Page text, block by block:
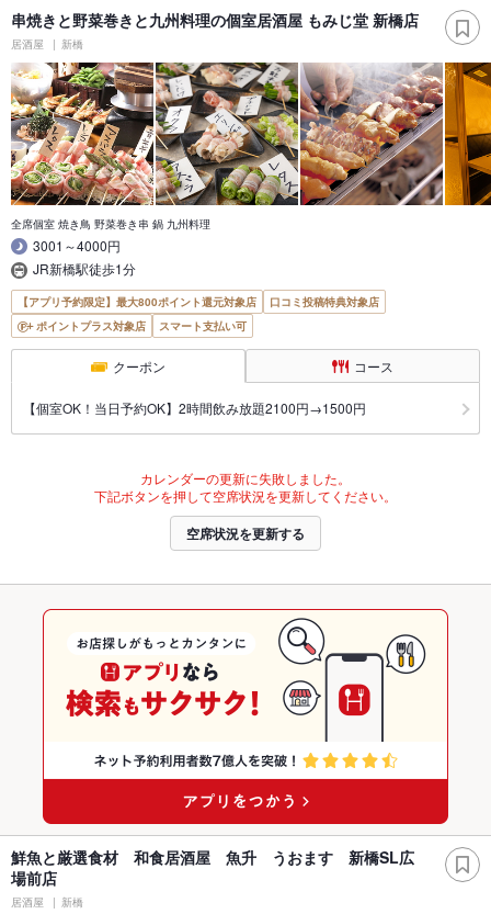
串焼きと野菜巻きと九州料理の個室居酒屋 もみじ堂 新橋店
居酒屋 新橋
全席個室 焼き鳥 野菜巻き串 鍋 九州料理
3001～4000円
JR新橋駅徒歩1分
【アプリ予約限定】最大800ポイント還元対象店
口コミ投稿特典対象店
ポイントプラス対象店
スマート支払い可
クーポン コース
【個室OK！当日予約OK】2時間飲み放題2100円→1500円
カレンダーの更新に失敗しました。
下記ボタンを押して空席状況を更新してください。
空席状況を更新する
鮮魚と厳選食材 和食居酒屋 魚升 うおます 新橋SL広
場前店
居酒屋 新橋